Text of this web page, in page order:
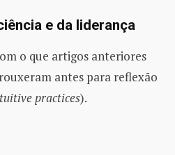
e da liderança
o que artigos anteriores
antes para reflexão
practices).